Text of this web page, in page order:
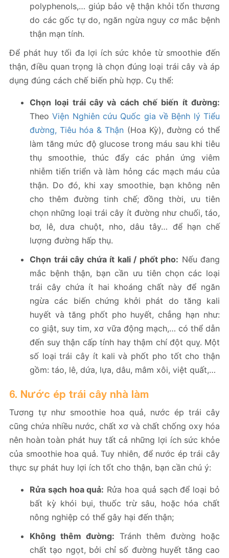
polyphenols,… giúp bảo vệ thận khỏi tổn thương
do các gốc tự do, ngăn ngừa nguy cơ mắc bệnh
thận mạn tính.
Để phát huy tối đa lợi ích sức khỏe từ smoothie đến
thận, điều quan trọng là chọn đúng loại trái cây và áp
dụng đúng cách chế biến phù hợp. Cụ thể:
Chọn loại trái cây và cách chế biến ít đường:
TheoViện Nghiên cứu Quốc gia về Bệnh lý Tiểu
đường, Tiêu hóa & Thận (Hoa Kỳ), đường có thể
làm tăng mức độ glucose trong máu sau khi tiêu
thụ smoothie, thúc đẩy các phản ứng viêm
nhiễm tiến triển và làm hỏng các mạch máu của
thận. Do đó, khi xay smoothie, bạn không nên
cho thêm đường tinh chế; đồng thời, ưu tiên
chọn những loại trái cây ít đường như chuối, táo,
bơ, lê, dưa chuột, nho, dâu tây… để hạn chế
lượng đường hấp thụ.
Chọn trái cây chứa ít kali / phốt pho: Nếu đang
mắc bệnh thận, bạn cần ưu tiên chọn các loại
trái cây chứa ít hai khoáng chất này để ngăn
ngừa các biến chứng khởi phát do tăng kali
huyết và tăng phốt pho huyết, chẳng hạn như:
co giật, suy tim, xơ vữa động mạch,… có thể dẫn
đến suy thận cấp tính hay thậm chí đột quỵ. Một
số loại trái cây ít kali và phốt pho tốt cho thận
gồm: táo, lê, dứa, lựa, dâu, mâm xôi, việt quất,…
6. Nước ép trái cây nhà làm
Tương tự như smoothie hoa quả, nước ép trái cây
cũng chứa nhiều nước, chất xơ và chất chống oxy hóa
nên hoàn toàn phát huy tất cả những lợi ích sức khỏe
của smoothie hoa quả. Tuy nhiên, để nước ép trái cây
thực sự phát huy lợi ích tốt cho thận, bạn cần chú ý:
Rửa sạch hoa quả: Rửa hoa quả sạch để loại bỏ
bất kỳ khói bụi, thuốc trừ sâu, hoặc hóa chất
nông nghiệp có thể gây hại đến thận;
Không thêm đường: Tránh thêm đường hoặc
chất tạo ngọt, bởi chỉ số đường huyết tăng cao